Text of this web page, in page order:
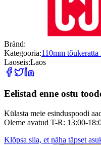
Bränd:
Kategooria:110mm tõukeratta
Laoseis:Laos
Eelistad enne ostu
Külasta meie esinduspoodi
Oleme avatud T-R: 13:00-
Klõpsa siia, et näha täpset